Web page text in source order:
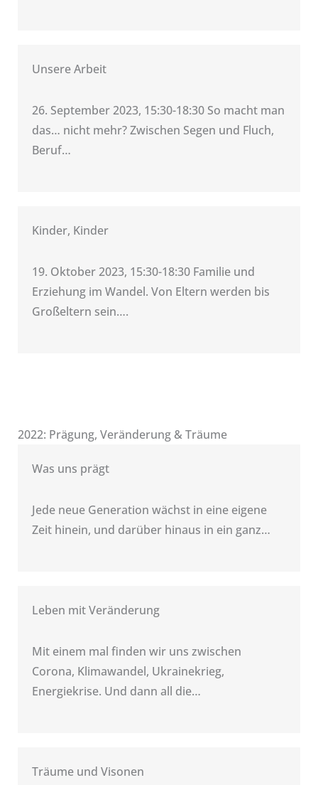
Unsere Arbeit
26. September 2023, 15:30-18:30 So macht man
das… nicht mehr? Zwischen Segen und Fluch,
Beruf…
Kinder, Kinder
19. Oktober 2023, 15:30-18:30 Familie und
Erziehung im Wandel. Von Eltern werden bis
Großeltern sein….
2022: Prägung, Veränderung & Träume
Was uns prägt
Jede neue Generation wächst in eine eigene
Zeit hinein, und darüber hinaus in ein ganz…
Leben mit Veränderung
Mit einem mal finden wir uns zwischen
Corona, Klimawandel, Ukrainekrieg,
Energiekrise. Und dann all die…
Träume und Visonen​